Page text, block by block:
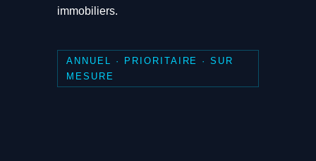
immobiliers.
ANNUEL · PRIORITAIRE · SUR
MESURE